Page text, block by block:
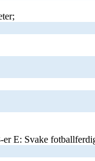
E: Svake